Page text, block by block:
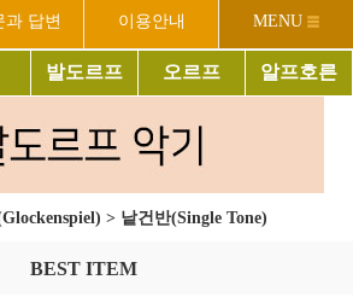
과 답변 이용안내 MENU
발도르프 오르프 알프호른
> 낱건반(Single Tone)
BEST ITEM